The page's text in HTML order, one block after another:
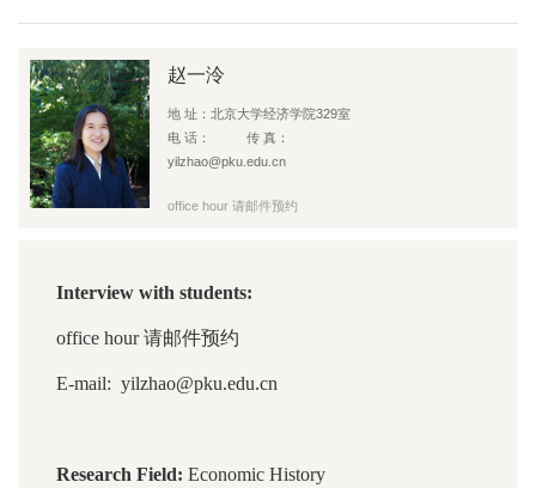
赵一泠
地 址：北京大学经济学院329室
电 话： 传 真：
yilzhao@pku.edu.cn
office hour 请邮件预约
Interview with students:
office hour 请邮件预约
E-mail: yilzhao@pku.edu.cn
Research Field: Economic History